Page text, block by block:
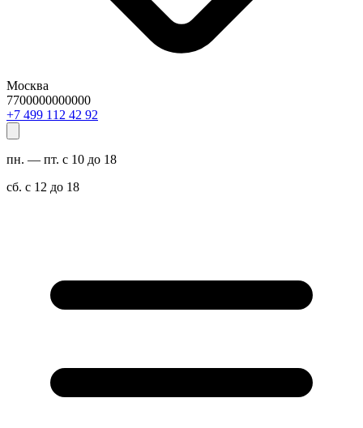
Москва
7700000000000
29 24 211 994 7+
пн. — пт. с 10 до 18
сб. с 12 до 18